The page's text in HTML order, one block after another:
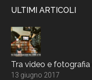
ULTIMI ARTICOLI
Tra video e
13 giugno 2017